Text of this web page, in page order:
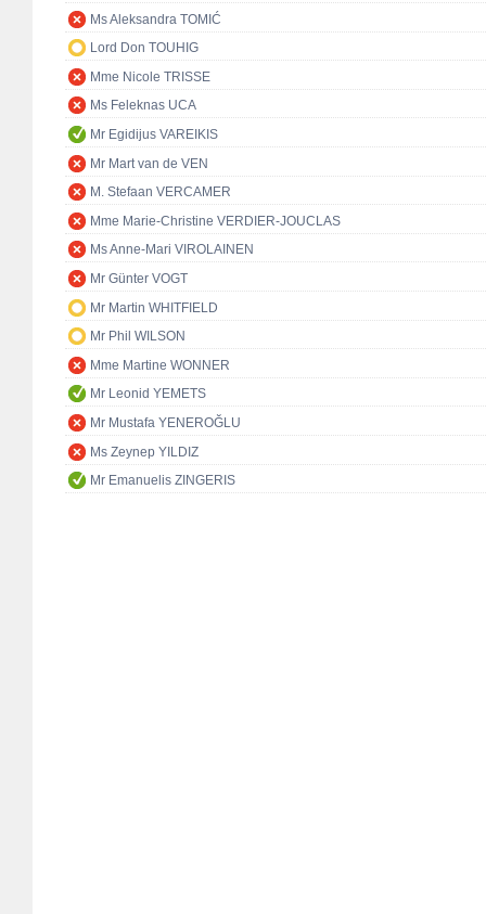
Ms Aleksandra TOMIĆ
Lord Don TOUHIG
Mme Nicole TRISSE
Ms Feleknas UCA
Mr Egidijus VAREIKIS
Mr Mart van de VEN
M. Stefaan VERCAMER
Mme Marie-Christine VERDIER-JOUCLAS
Ms Anne-Mari VIROLAINEN
Mr Günter VOGT
Mr Martin WHITFIELD
Mr Phil WILSON
Mme Martine WONNER
Mr Leonid YEMETS
Mr Mustafa YENEROĞLU
Ms Zeynep YILDIZ
Mr Emanuelis ZINGERIS